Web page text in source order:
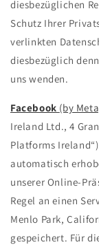
diesbezüglichen
Schutz Ihrer
verlinkten
diesbezüglich
uns wenden.
Facebook (by
Ireland Ltd., 4
Platforms
automatisch
unserer Online-
Regel an einen
Menlo Park,
gespeichert. Für